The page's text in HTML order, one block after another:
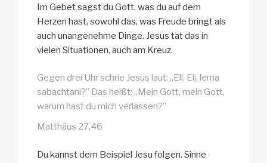
Im Gebet sagst du Gott, was du auf dem
Herzen hast, sowohl das, was Freude bringt als
auch unangenehme Dinge. Jesus tat das in
vielen Situationen, auch am Kreuz.
Gegen drei Uhr schrie Jesus laut: „Eli, Eli, lema
sabachtani?” Das heißt: „Mein Gott, mein Gott,
warum hast du mich verlassen?”
Matthäus 27,46
Du kannst dem Beispiel Jesu folgen. Sinne